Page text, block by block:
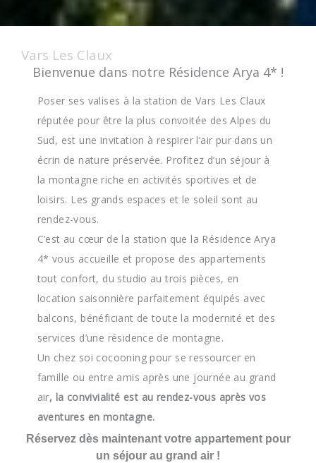
Vars Les Claux
Bienvenue dans notre Résidence Arya 4* !
Poser ses valises à la station de Vars Les Claux
réputée pour être la plus convoitée des Alpes du
Sud, est une invitation à respirer l’air pur dans un
écrin de nature préservée. Profitez d’un séjour à
la montagne riche en activités sportives et de
loisirs. Les grands espaces et le soleil sont au
rendez-vous.
C’est au cœur de la station que la Résidence Arya
4* vous accueille et propose des appartements
tout confort, du studio au trois pièces, en
location saisonnière parfaitement équipés avec
balcons, bénéficiant de toute la modernité et des
services d’une résidence de montagne.
Un chez soi cocooning pour se ressourcer en
famille ou entre amis après une journée au grand
air, la convivialité est au rendez-vous après vos
aventures en montagne.
Réservez dès maintenant votre appartement pour
un séjour au grand air !